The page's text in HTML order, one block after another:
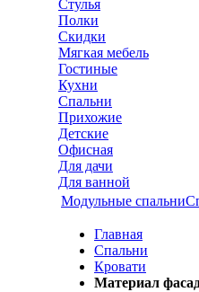
Стулья
Полки
Скидки
Мягкая мебель
Гостиные
Кухни
Спальни
Прихожие
Детские
Офисная
Для дачи
Для ванной
Модульные спальни
Главная
Спальни
Кровати
Материал